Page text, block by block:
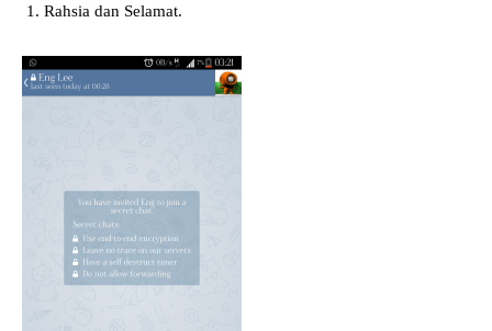
1. Rahsia dan Selamat.